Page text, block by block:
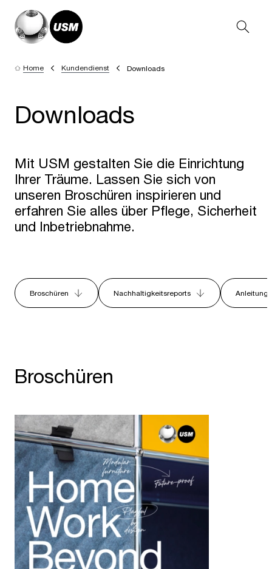
Home Kundendienst Downloads
Downloads
Mit USM gestalten Sie die Einrichtung
Ihrer Träume. Lassen Sie sich von
unseren Broschüren inspirieren und
erfahren Sie alles über Pflege, Sicherheit
und Inbetriebnahme.
Broschüren Nachhaltigkeitsreports
Broschüren